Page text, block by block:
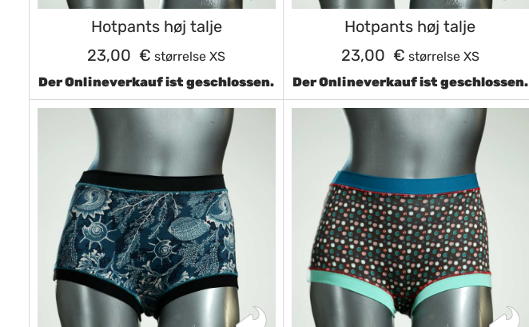
Hotpants høj talje
23,00 € størrelse XS
Der Onlineverkauf ist geschlossen.
Hotpants høj talje
23,00 € størrelse XS
Der Onlineverkauf ist geschlossen.